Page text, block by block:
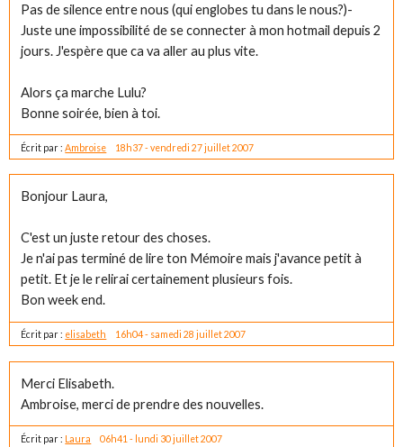
Pas de silence entre nous (qui englobes tu dans le nous?)-
Juste une impossibilité de se connecter à mon hotmail depuis 2
jours. J'espère que ca va aller au plus vite.
Alors ça marche Lulu?
Bonne soirée, bien à toi.
Écrit par :Ambroise 18h37-vendredi 27 juillet 2007
Bonjour Laura,
C'est un juste retour des choses.
Je n'ai pas terminé de lire ton Mémoire mais j'avance petit à
petit. Et je le relirai certainement plusieurs fois.
Bon week end.
Écrit par : elisabeth 16h04- samedi 28 juillet 2007
Merci Elisabeth.
Ambroise, merci de prendre des nouvelles.
Écrit par : Laura 06h41 - lundi 30 juillet 2007